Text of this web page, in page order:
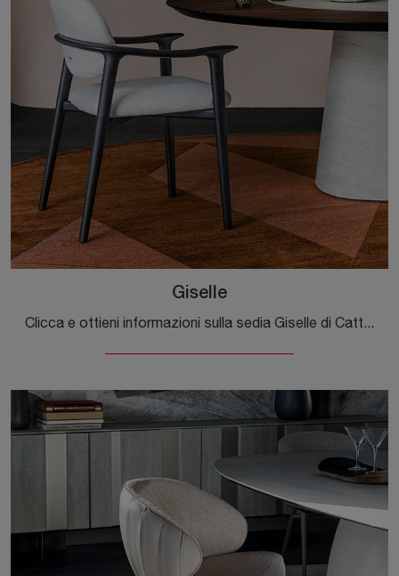
Giselle
Clicca e ottieni informazioni sulla sedia Giselle di Cattelan Italia in tessuto: le più originali Sedie fisse moderne ti aspettano.